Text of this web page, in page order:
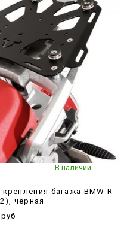
В наличии
багажа BMW R
черная